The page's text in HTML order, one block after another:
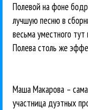
Полевой на фоне
лучшую песню в
весьма уместного
Полева столь же
Маша Макарова –
участница дуэтных